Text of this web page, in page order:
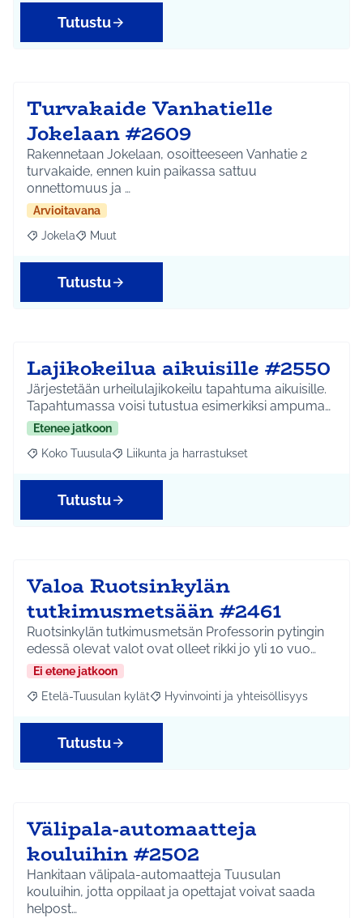
Tutustu
Turvakaide Vanhatielle
Jokelaan #2609
Rakennetaan Jokelaan, osoitteeseen Vanhatie 2
turvakaide, ennen kuin paikassa sattuu
onnettomuus ja …
Arvioitavana
Rajaa tulokset aihepiirin mukaan: Jokela
Jokela Rajaa tulokset teeman mukaan: Muut
Muut
Tutustu
Lajikokeilua aikuisille #2550
Järjestetään urheilulajikokeilu tapahtuma aikuisille.
Tapahtumassa voisi tutustua esimerkiksi ampuma…
Etenee jatkoon
Rajaa tulokset aihepiirin mukaan: Koko Tuusula
Koko Tuusula Rajaa tulokset teeman mukaan: Liikunta ja
Liikunta ja harrastukset
Tutustu
Valoa Ruotsinkylän
tutkimusmetsään #2461
Ruotsinkylän tutkimusmetsän Professorin pytingin
edessä olevat valot ovat olleet rikki jo yli 10 vuo…
Ei etene jatkoon
Rajaa tulokset aihepiirin mukaan: Etelä-Tuusulan kylät
Etelä-Tuusulan kylät Rajaa tulokset teeman mukaan:
Hyvinvointi ja yhteisöllisyys
Tutustu
Välipala-automaatteja
kouluihin #2502
Hankitaan välipala-automaatteja Tuusulan
kouluihin, jotta oppilaat ja opettajat voivat saada
helpost…